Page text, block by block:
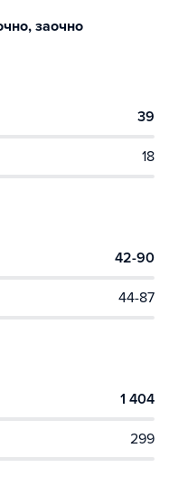
заочно
39
18
42-90
44-87
1 404
299